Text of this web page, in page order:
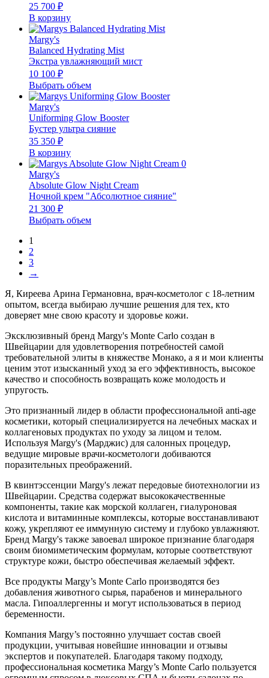
25 700 ₽
В корзину
Margy's
Balanced Hydrating Mist
Экстра увлажняющий мист
10 100 ₽
Выбрать объем
Margy's
Uniforming Glow Booster
Бустер ультра сияние
35 350 ₽
В корзину
Margy's
Absolute Glow Night Cream
Ночной крем "Абсолютное сияние"
21 300 ₽
Выбрать объем
1
2
3
→
Я, Киреева Арина Германовна, врач-косметолог с 18-летним
опытом, всегда выбираю лучшие решения для тех, кто
доверяет мне свою красоту и здоровье кожи.
Эксклюзивный бренд Margy's Monte Carlo создан в
Швейцарии для удовлетворения потребностей самой
требовательной элиты в княжестве Монако, а я и мои клиенты
ценим этот изысканный уход за его эффективность, высокое
качество и способность возвращать коже молодость и
упругость.
Это признанный лидер в области профессиональной anti-age
косметики, который специализируется на лечебных масках и
коллагеновых продуктах по уходу за лицом и телом.
Используя Margy's (Марджис) для салонных процедур,
ведущие мировые врачи-косметологи добиваются
поразительных преображений.
В квинтэссенции Margy's лежат передовые биотехнологии из
Швейцарии. Средства содержат высококачественные
компоненты, такие как морской коллаген, гиалуроновая
кислота и витаминные комплексы, которые восстанавливают
кожу, укрепляют ее иммунную систему и глубоко увлажняют.
Бренд Margy's также завоевал широкое признание благодаря
своим биомиметическим формулам, которые соответствуют
структуре кожи, быстро обеспечивая желаемый эффект.
Все продукты Margy’s Monte Carlo производятся без
добавления животного сырья, парабенов и минерального
масла. Гипоаллергенны и могут использоваться в период
беременности.
Компания Margy’s постоянно улучшает состав своей
продукции, учитывая новейшие инновации и отзывы
экспертов и покупателей. Благодаря такому подходу,
профессиональная косметика Margy’s Monte Carlo пользуется